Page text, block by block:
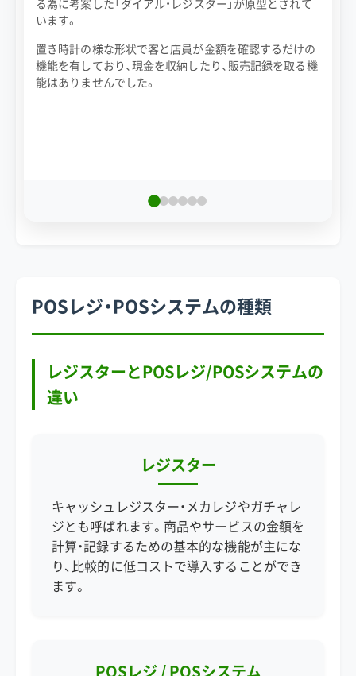
る為に考案した「ダイアル・レジスター」が原型とされて
います。
置き時計の様な形状で客と店員が金額を確認するだけの
機能を有しており、現金を収納したり、販売記録を取る機
能はありませんでした。
POSレジ・POSシステムの種類
レジスターとPOSレジ/POSシステムの
違い
レジスター
キャッシュレジスター・メカレジやガチャレ
ジとも呼ばれます。商品やサービスの金額を
計算・記録するための基本的な機能が主にな
り、比較的に低コストで導入することができ
ます。
POSレジ / POSシステム